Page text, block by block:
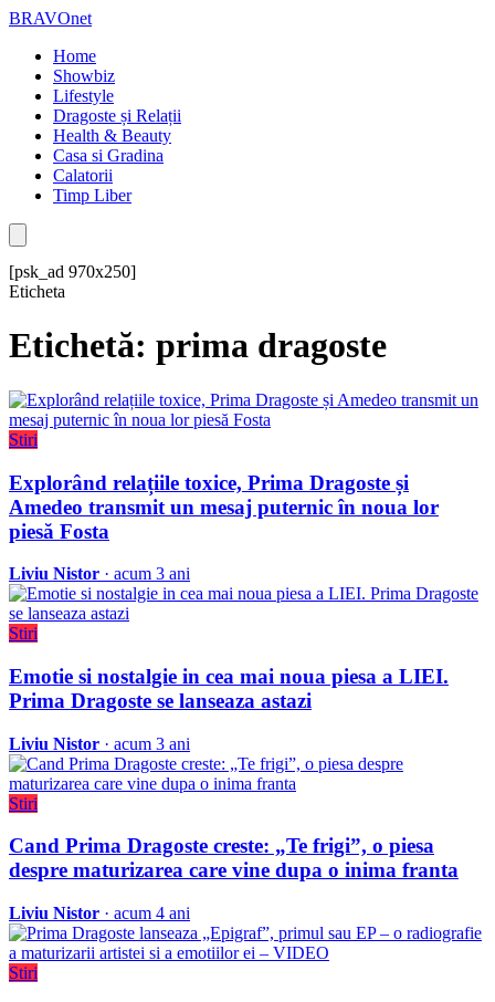
BRAVOnet
Home
Showbiz
Lifestyle
Dragoste și Relații
Health & Beauty
Casa si Gradina
Calatorii
Timp Liber
[psk_ad 970x250]
Eticheta
Etichetă: prima dragoste
Stiri
Explorând relațiile toxice, Prima Dragoste și
Amedeo transmit un mesaj puternic în noua lor
piesă Fosta
Liviu Nistor · acum 3 ani
Stiri
Emotie si nostalgie in cea mai noua piesa a LIEI.
Prima Dragoste se lanseaza astazi
Liviu Nistor · acum 3 ani
Stiri
Cand Prima Dragoste creste: „Te frigi”, o piesa
despre maturizarea care vine dupa o inima franta
Liviu Nistor · acum 4 ani
Stiri